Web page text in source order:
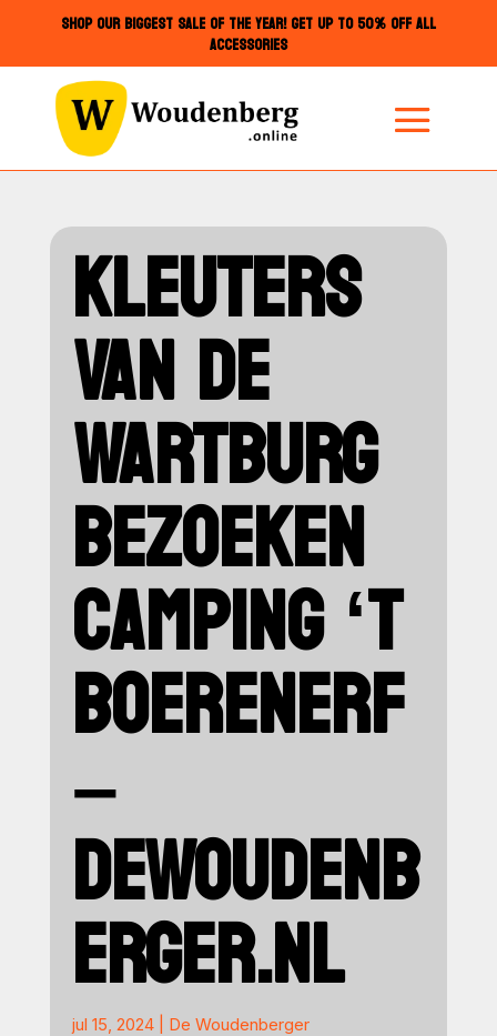
SHOP OUR BIGGEST SALE OF THE YEAR! GET UP TO 50% OFF ALL
ACCESSORIES
KLEUTERS
VAN DE
WARTBURG
BEZOEKEN
CAMPING ‘T
BOERENERF
–
DEWOUDENB
ERGER.NL
jul 15, 2024| De Woudenberger